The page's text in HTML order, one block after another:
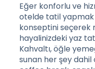
Eğer konforlu ve
otelde tatil yapmak
konseptini seçerek
hayalinizdeki yaz
Kahvaltı, öğle
sunan her şey dahil